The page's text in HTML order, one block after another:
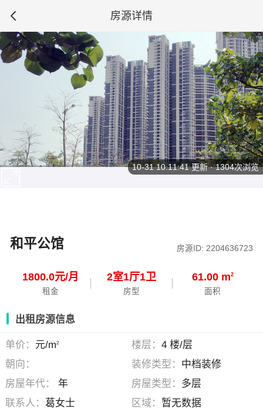
房源详情
和平公馆 房源ID: 2204636723
1800.0元/月
租金
2室1厅1卫
房型
61.00 m2
面积
10-31 10:11:41更新 · 1304次浏览
出租房源信息
单价： 元/m2 楼层： 4 楼/层
朝向：
装修类型： 中档装修
房屋年代：
年 房屋类型： 多层
联系人：葛女士 区域： 暂无数据